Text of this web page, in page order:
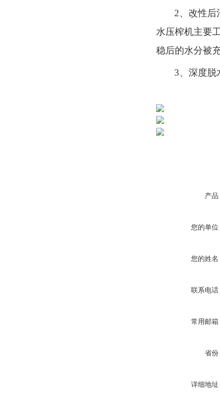
2、改性后
水压榨机主要
稳后的水分被
3、深度脱
产品
您的单位
您的姓名
联系电话
常用邮箱
省份
详细地址